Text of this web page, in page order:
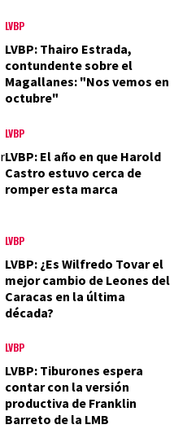
LVBP
LVBP: Thairo Estrada,
contundente sobre el
Magallanes: "Nos vemos en
octubre"
LVBP
LVBP: El año en que Harold
Castro estuvo cerca de
romper esta marca
LVBP
LVBP: ¿Es Wilfredo Tovar el
mejor cambio de Leones del
Caracas en la última
década?
LVBP
LVBP: Tiburones espera
contar con la versión
productiva de Franklin
Barreto de la LMB